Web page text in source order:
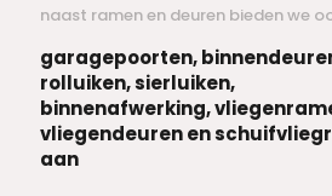
naast ramen en deuren bieden we
garagepoorten,
rolluiken, sierluiken,
binnenafwerking,
vliegendeuren en
aan